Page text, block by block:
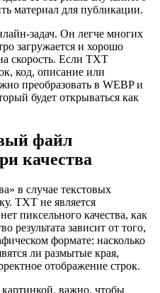
материал для публикации.
задач. Он легче многих
загружается и хорошо
скорость. Если TXT
код, описание или
преобразовать в WEBP и
будет открываться как
файл
качества
в случае текстовых
TXT не является
пиксельного качества, как
результата зависит от того,
формате: насколько
ли размытые края,
отображение строк.
важно, чтобы